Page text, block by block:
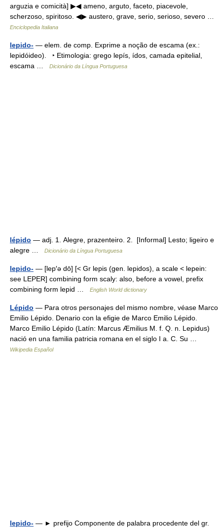
arguzia e comicità] ▶◀ ameno, arguto, faceto, piacevole,
scherzoso, spiritoso. ◀▶ austero, grave, serio, serioso, severo …
Enciclopedia Italiana
lepido- — elem. de comp. Exprime a noção de escama (ex.:
lepidóideo). ‣ Etimologia: grego lepís, ídos, camada epitelial,
escama …
Dicionário da Língua Portuguesa
lépido — adj. 1. Alegre, prazenteiro. 2. [Informal] Lesto; ligeiro e
alegre …
Dicionário da Língua Portuguesa
lepido- — [lep′ə dō] [< Gr lepis (gen. lepidos), a scale < lepein:
see LEPER] combining form scaly: also, before a vowel, prefix
combining form lepid …
English World dictionary
Lépido — Para otros personajes del mismo nombre, véase Marco
Emilio Lépido. Denario con la efigie de Marco Emilio Lépido.
Marco Emilio Lépido (Latín: Marcus Æmilius M. f. Q. n. Lepidus)
nació en una familia patricia romana en el siglo I a. C. Su …
Wikipedia Español
lepido- — ► prefijo Componente de palabra procedente del gr.